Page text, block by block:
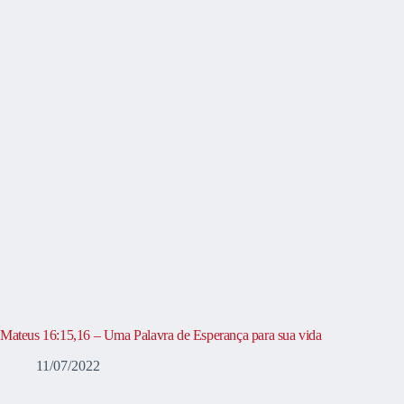
Mateus 16:15,16 – Uma Palavra de Esperança para sua vida
11/07/2022